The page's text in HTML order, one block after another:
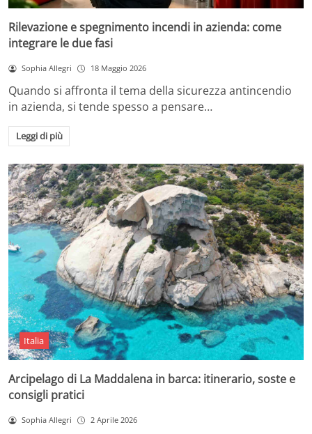
Rilevazione e spegnimento incendi in azienda: come
integrare le due fasi
Sophia Allegri 18 Maggio 2026
Quando si affronta il tema della sicurezza antincendio
in azienda, si tende spesso a pensare…
Leggi di più
Italia
Arcipelago di La Maddalena in barca: itinerario, soste e
consigli pratici
Sophia Allegri 2 Aprile 2026